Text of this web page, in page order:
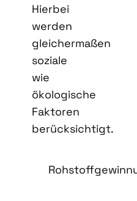
Hierbei
werden
gleichermaßen
soziale
wie
ökologische
Faktoren
berücksichtigt.